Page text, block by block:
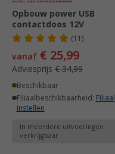
Opbouw power USB
contactdoos 12V
(11)
vanaf € 25,99
Adviesprijs € 34,99
Beschikbaar
Filiaalbeschikbaarheid: Filiaal
instellen
In meerdere uitvoeringen
verkrijgbaar